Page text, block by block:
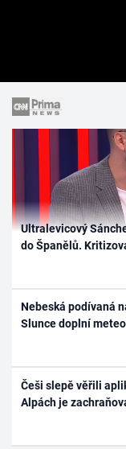
Ultralevicový
do Španělů.
Nebeská podívaná
Slunce doplní
Češi slepě věřili
Alpách je